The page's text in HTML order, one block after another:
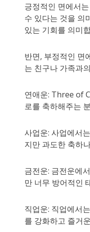
긍정적인 면에서
수 있다는 것을 의
있는 기회를 의미
반면, 부정적인 면
는 친구나 가족과
연애운: Three of
로를 축하해주는
사업운: 사업에서
지만 과도한 축하
금전운: 금전운에
만 너무 방어적인
직업운: 직업에서
를 강화하고 즐거